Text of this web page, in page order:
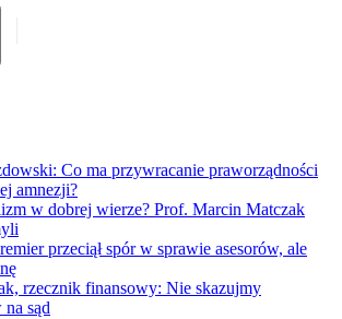
Co ma przywracanie praworządności
amnezji?
w dobrej wierze? Prof. Marcin Matczak
przeciął spór w sprawie asesorów, ale
rzecznik finansowy: Nie skazujmy
sąd